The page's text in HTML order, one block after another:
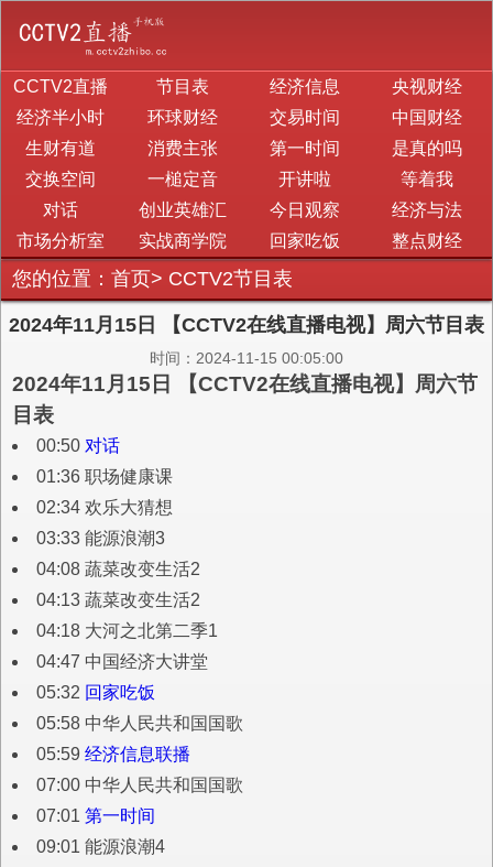
CCTV2直播 节目表 经济信息
央视财经
经济半小时
环球财经 交易时间
中国财经
生财有道
消费主张 第一时间
是真的吗
交换空间
一槌定音 开讲啦
等着我
对话
创业英雄汇 今日观察
经济与法
市场分析室
实战商学院 回家吃饭 整点财经
您的位置： 首页> CCTV2节目表
2024年11月15日 【CCTV2在线直播电视】周六节目表
时间：2024-11-15 00:05:00
2024年11月15日 【CCTV2在线直播电视】周六节
目表
00:50 对话
01:36 职场健康课
02:34 欢乐大猜想
03:33 能源浪潮3
04:08 蔬菜改变生活2
04:13 蔬菜改变生活2
04:18 大河之北第二季1
04:47 中国经济大讲堂
05:32 回家吃饭
05:58 中华人民共和国国歌
05:59 经济信息联播
07:00 中华人民共和国国歌
07:01 第一时间
09:01 能源浪潮4